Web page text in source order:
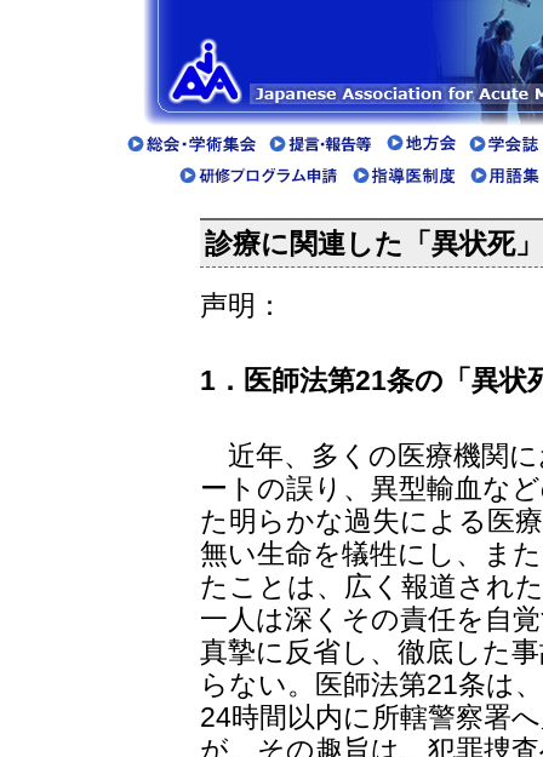
診療に関連した「異状死
声明：
1．医師法第21条の「異状
近年、多くの医療機関
ートの誤り、異型輸血な
た明らかな過失による医
無い生命を犠牲にし、ま
たことは、広く報道され
一人は深くその責任を自
真摯に反省し、徹底した
らない。医師法第21条は
24時間以内に所轄警察署
が、その趣旨は、犯罪捜